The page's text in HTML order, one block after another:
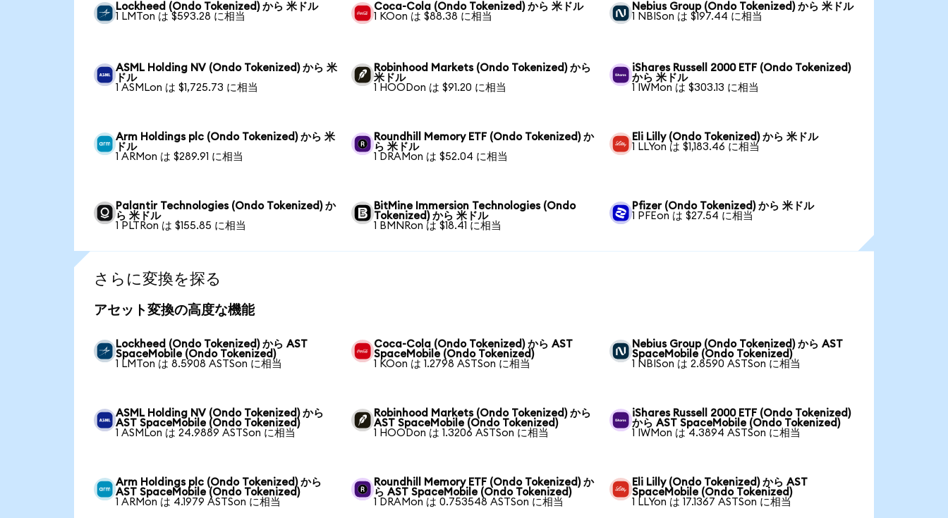
Lockheed (Ondo Tokenized) から 米ドル
1 LMTon は $593.28 に相当
Coca-Cola (Ondo Tokenized) から 米ドル
1 KOon は $88.38 に相当
Nebius Group (Ondo Tokenized) から 米ドル
1 NBISon は $197.44 に相当
ASML Holding NV (Ondo Tokenized) から 米
ドル
1 ASMLon は $1,725.73 に相当
Robinhood Markets (Ondo Tokenized) から
米ドル
1 HOODon は $91.20 に相当
iShares Russell 2000 ETF (Ondo Tokenized)
から 米ドル
1 IWMon は $303.13 に相当
Arm Holdings plc (Ondo Tokenized) から 米
ドル
1 ARMon は $289.91 に相当
Roundhill Memory ETF (Ondo Tokenized) か
ら 米ドル
1 DRAMon は $52.04 に相当
Eli Lilly (Ondo Tokenized) から 米ドル
1 LLYon は $1,183.46 に相当
Palantir Technologies (Ondo Tokenized) か
ら 米ドル
1 PLTRon は $155.85 に相当
BitMine Immersion Technologies (Ondo
Tokenized) から 米ドル
1 BMNRon は $18.41 に相当
Pfizer (Ondo Tokenized) から 米ドル
1 PFEon は $27.54 に相当
さらに変換を探る
アセット変換の高度な機能
Lockheed (Ondo Tokenized) から AST
SpaceMobile (Ondo Tokenized)
1 LMTon は 8.5908 ASTSon に相当
Coca-Cola (Ondo Tokenized) から AST
SpaceMobile (Ondo Tokenized)
1 KOon は 1.2798 ASTSon に相当
Nebius Group (Ondo Tokenized) から AST
SpaceMobile (Ondo Tokenized)
1 NBISon は 2.8590 ASTSon に相当
ASML Holding NV (Ondo Tokenized) から
AST SpaceMobile (Ondo Tokenized)
1 ASMLon は 24.9889 ASTSon に相当
Robinhood Markets (Ondo Tokenized) から
AST SpaceMobile (Ondo Tokenized)
1 HOODon は 1.3206 ASTSon に相当
iShares Russell 2000 ETF (Ondo Tokenized)
から AST SpaceMobile (Ondo Tokenized)
1 IWMon は 4.3894 ASTSon に相当
Arm Holdings plc (Ondo Tokenized) から
AST SpaceMobile (Ondo Tokenized)
1 ARMon は 4.1979 ASTSon に相当
Roundhill Memory ETF (Ondo Tokenized) か
ら AST SpaceMobile (Ondo Tokenized)
1 DRAMon は 0.753548 ASTSon に相当
Eli Lilly (Ondo Tokenized) から AST
SpaceMobile (Ondo Tokenized)
1 LLYon は 17.1367 ASTSon に相当